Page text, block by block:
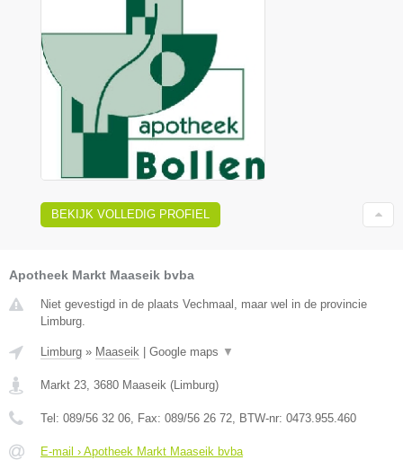
BEKIJK VOLLEDIG PROFIEL
Apotheek Markt Maaseik bvba
Niet gevestigd in de plaats Vechmaal, maar wel in de provincie
Limburg.
Limburg » Maaseik Google maps ▼
Markt 23, 3680 Maaseik (Limburg)
Tel: 089/56 32 06, Fax: 089/56 26 72, BTW-nr: 0473.955.460
E-mail › Apotheek Markt Maaseik bvba